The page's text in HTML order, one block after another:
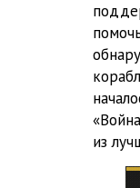
12
13
14
16
из